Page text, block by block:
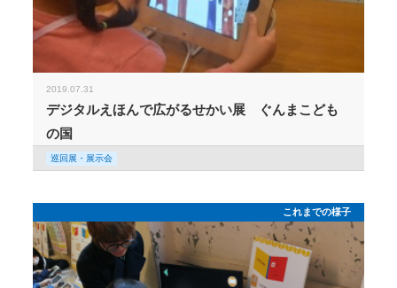
2019.07.31
デジタルえほんで広がるせかい展 ぐんまこども
の国
巡回展・展示会
これまでの様子